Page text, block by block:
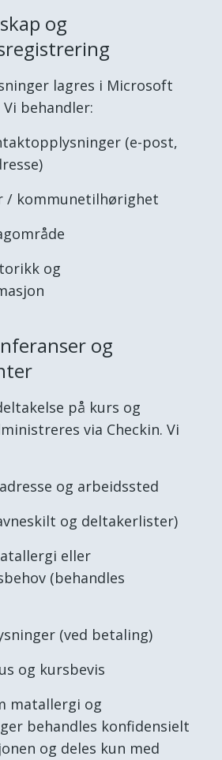
og
lagres i Microsoft
Vi behandler:
(e-post,
/ kommunetilhørighet
og
og
på kurs og
via Checkin. Vi
og arbeidssted
og deltakerlister)
eller
(behandles
(ved betaling)
og kursbevis
matallergi og
behandles konfidensielt
og deles kun med